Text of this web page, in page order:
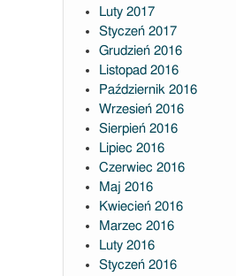
Luty 2017
Styczeń 2017
Grudzień 2016
Listopad 2016
Październik 2016
Wrzesień 2016
Sierpień 2016
Lipiec 2016
Czerwiec 2016
Maj 2016
Kwiecień 2016
Marzec 2016
Luty 2016
Styczeń 2016